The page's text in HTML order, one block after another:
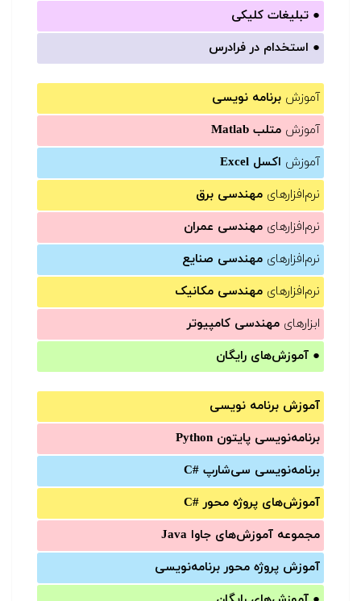
● تبلیغات کلیکی
● استخدام در فرادرس
آموزش برنامه نویسی
آموزش متلب Matlab
آموزش اکسل Excel
نرم‌افزارهای مهندسی برق
نرم‌افزارهای مهندسی عمران
نرم‌افزارهای مهندسی صنایع
نرم‌افزارهای مهندسی مکانیک
ابزارهای مهندسی کامپیوتر
● آموزش‌های رایگان
آموزش برنامه نویسی
برنامه‌نویسی پایتون Python
برنامه‌‌نویسی سی‌شارپ C#‎
آموزش‌های پروژه محور #C
مجموعه آموزش‌های جاوا Java
آموزش‌ پروژه محور برنامه‌نویسی